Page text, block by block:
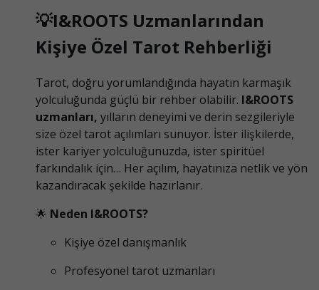
💡I&ROOTS Uzmanlarından
Kişiye Özel Tarot Rehberliği
Tarot, doğru yorumlandığında hayatın karmaşık
yolculuğunda güçlü bir rehber olabilir. I&ROOTS
uzmanları, yılların deneyimi ve derin sezgileriyle
size özel tarot açılımları sunuyor. İster ilişkilerde,
ister kariyer yolculuğunuzda, ister spiritüel
farkındalık için… Her açılım, hayatınıza netlik ve yön
kazandıracak şekilde hazırlanır.
🌟 Neden I&ROOTS?
Kişiye özel danışmanlık
Profesyonel tarot uzmanları